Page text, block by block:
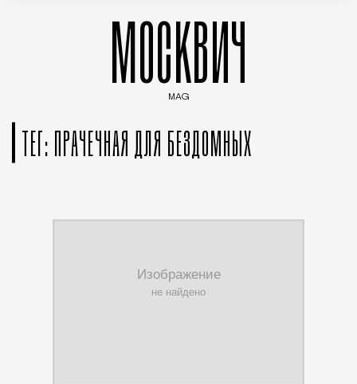
МОСКВИЧ
MAG
ТЕГ: ПРАЧЕЧНАЯ ДЛЯ БЕЗДОМНЫХ